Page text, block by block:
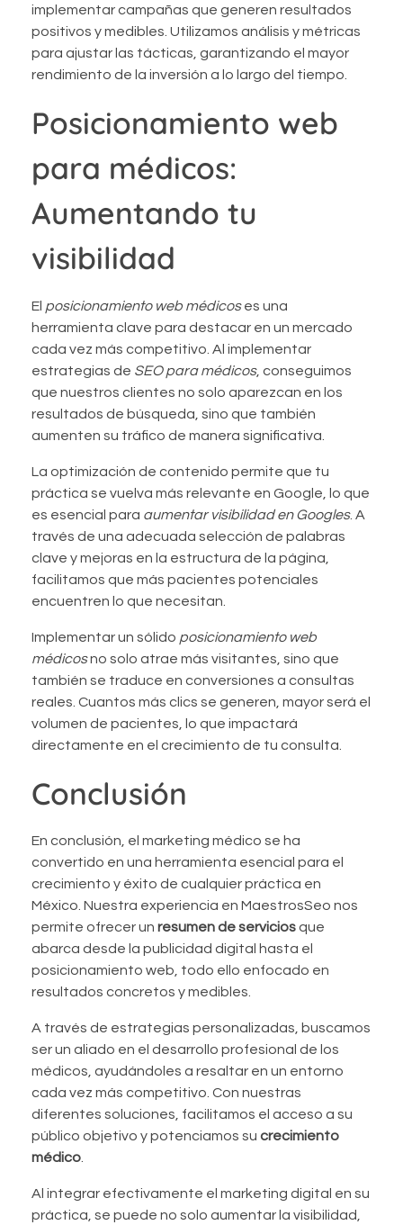
implementar campañas que generen resultados
positivos y medibles. Utilizamos análisis y métricas
para ajustar las tácticas, garantizando el mayor
rendimiento de la inversión a lo largo del tiempo.
Posicionamiento web
para médicos:
Aumentando tu
visibilidad
El posicionamiento web médicoses una
herramienta clave para destacar en un mercado
cada vez más competitivo. Al implementar
estrategias de SEO para médicos, conseguimos
que nuestros clientes no solo aparezcan en los
resultados de búsqueda, sino que también
aumenten su tráfico de manera significativa.
La optimización de contenido permite que tu
práctica se vuelva más relevante en Google, lo que
es esencial para aumentar visibilidad en Googles. A
través de una adecuada selección de palabras
clave y mejoras en la estructura de la página,
facilitamos que más pacientes potenciales
encuentren lo que necesitan.
Implementar un sólido posicionamiento web
médicosno solo atrae más visitantes, sino que
también se traduce en conversiones a consultas
reales. Cuantos más clics se generen, mayor será el
volumen de pacientes, lo que impactará
directamente en el crecimiento de tu consulta.
Conclusión
En conclusión, el marketing médico se ha
convertido en una herramienta esencial para el
crecimiento y éxito de cualquier práctica en
México. Nuestra experiencia en MaestrosSeo nos
permite ofrecer un resumen de serviciosque
abarca desde la publicidad digital hasta el
posicionamiento web, todo ello enfocado en
resultados concretos y medibles.
A través de estrategias personalizadas, buscamos
ser un aliado en el desarrollo profesional de los
médicos, ayudándoles a resaltar en un entorno
cada vez más competitivo. Con nuestras
diferentes soluciones, facilitamos el acceso a su
público objetivo y potenciamos su crecimiento
médico.
Al integrar efectivamente el marketing digital en su
práctica, se puede no solo aumentar la visibilidad,